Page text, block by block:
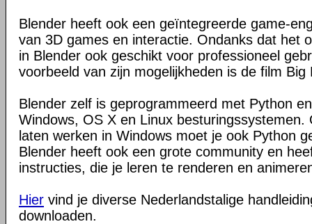
Blender heeft ook een geïntegreerde game-
van 3D games en interactie. Ondanks dat het
in Blender ook geschikt voor professioneel
voorbeeld van zijn mogelijkheden is de film Big
Blender zelf is geprogrammeerd met Python
Windows, OS X en Linux besturingssystemen.
laten werken in Windows moet je ook Python
Blender heeft ook een grote community en
instructies, die je leren te renderen en
Hier vind je diverse Nederlandstalige
downloaden.